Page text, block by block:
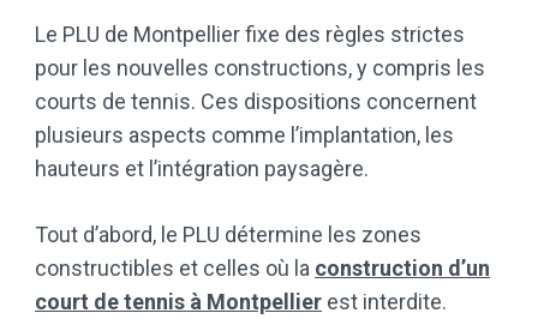
Le PLU de Montpellier fixe des règles strictes
pour les nouvelles constructions, y compris les
courts de tennis. Ces dispositions concernent
plusieurs aspects comme l’implantation, les
hauteurs et l’intégration paysagère.
Tout d’abord, le PLU détermine les zones
constructibles et celles où la construction d’un
court de tennis à Montpellier est interdite.